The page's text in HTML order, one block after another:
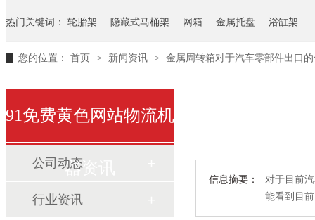
热门关键词： 轮胎架 隐藏式马桶架 网箱 金属托盘 浴缸架
您的位置： 首页 > 新闻资讯 > 金属周转箱对于汽车零部件出口
信息摘要：
对于目前汽
能看到目前
91免费黄色网站物流机
器资讯
公司动态
行业资讯